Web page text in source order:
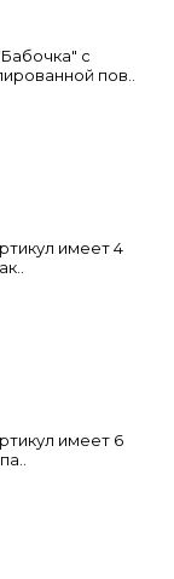
с
пов..
имеет 4
имеет 6